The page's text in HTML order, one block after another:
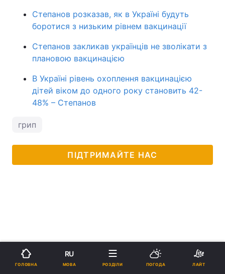
Степанов розказав, як в Україні будуть
боротися з низьким рівнем вакцинації
Степанов закликав українців не зволікати з
плановою вакцинацією
В Україні рівень охоплення вакцинацією
дітей віком до одного року становить 42-
48% – Степанов
грип
ПІДТРИМАЙТЕ НАС
ГОЛОВНА
RU
МОВА РОЗДІЛИ ПОГОДА ЛАЙТ